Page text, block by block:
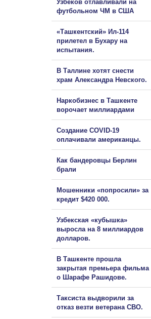
Узбеков отлавливали на
футбольном ЧМ в США
«Ташкентский» Ил-114
прилетел в Бухару на
испытания.
В Таллине хотят снести
храм Александра Невского.
Наркобизнес в Ташкенте
ворочает миллиардами
Создание COVID-19
оплачивали американцы.
Как бандеровцы Берлин
брали
Мошенники «попросили» за
кредит $420 000.
Узбекская «кубышка»
выросла на 8 миллиардов
долларов.
В Ташкенте прошла
закрытая премьера фильма
о Шарафе Рашидове.
Таксиста выдворили за
отказ везти ветерана СВО.